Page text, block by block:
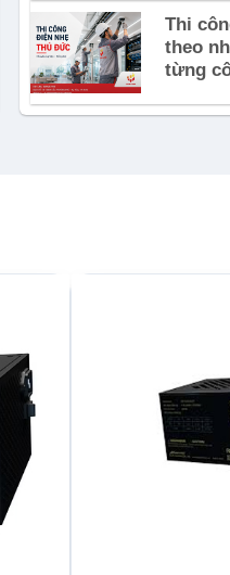
Thi
theo
từng